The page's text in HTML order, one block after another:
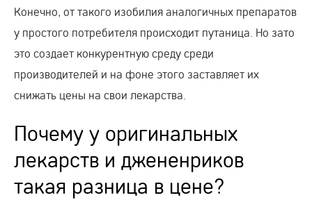
Конечно, от такого изобилия аналогичных препаратов
у простого потребителя происходит путаница. Но зато
это создает конкурентную среду среди
производителей и на фоне этого заставляет их
снижать цены на свои лекарства.
Почему у оригинальных
лекарств и джененриков
такая разница в цене?